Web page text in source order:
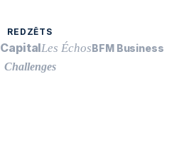
REDZĒTS
CapitalLes ÉchosBFM Business
Challenges